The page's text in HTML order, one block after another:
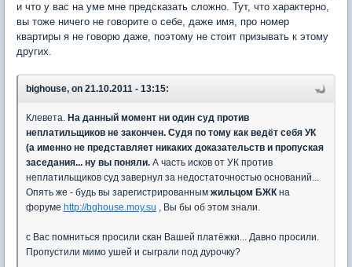
и что у вас на уме мне предсказать сложно. Тут, что характерно,
вы тоже ничего не говорите о себе, даже имя, про номер
квартиры я не говорю даже, поэтому не стоит призывать к этому
других.
bighouse, on 21.10.2011 - 13:15:
Клевета. На данный момент ни один суд против
неплатильщиков не закончен. Судя по тому как ведёт себя УК
(а именно не представляет никаких доказательств и пропуская
заседания... ну вы поняли. А часть исков от УК против
неплатильщиков суд завернул за недостаточностью оснований...
Опять же - будь вы зарегистрированным жильцом БЖК на
форуме http://bghouse.moy.su , Вы бы об этом знали.
с Вас помниться просили скан Вашей платёжки... Давно просили.
Пропустили мимо ушей и сыграли под дурочку?